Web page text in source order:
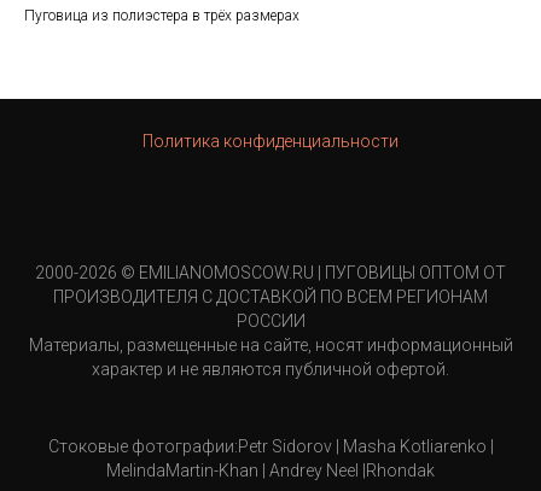
Пуговица из полиэстера в трёх размерах
Политика конфиденциальности
2000-2026 © EMILIANOMOSCOW.RU | ПУГОВИЦЫ ОПТОМ ОТ
ПРОИЗВОДИТЕЛЯ С ДОСТАВКОЙ ПО ВСЕМ РЕГИОНАМ
РОССИИ
Материалы, размещенные на сайте, носят информационный
характер и не являются публичной офертой.
Стоковые фотографии:Petr Sidorov | Masha Kotliarenko |
MelindaMartin-Khan | Andrey Neel |Rhondak